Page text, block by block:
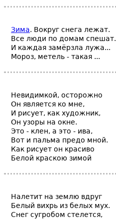
Зима. Вокруг снега лежат.
Все люди по домам спешат.
И каждая замёрзла лужа...
Мороз, метель - такая ...
Невидимкой, осторожно
Он является ко мне,
И рисует, как художник,
Он узоры на окне.
Это - клен, а это - ива,
Вот и пальма предо мной.
Как рисует он красиво
Белой краскою зимой
Налетит на землю вдруг
Белый вихрь из белых мух.
Снег сугробом стелется,